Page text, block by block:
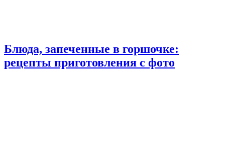
Блюда, запеченные в горшочке:
рецепты приготовления с фото